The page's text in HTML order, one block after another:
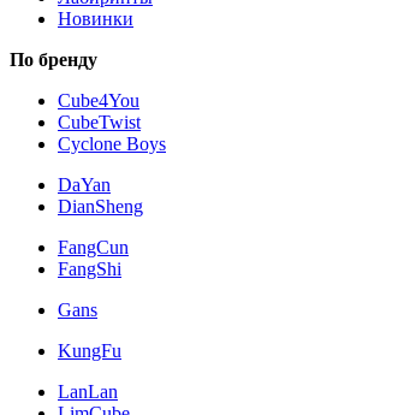
Новинки
По бренду
Cube4You
CubeTwist
Cyclone Boys
DaYan
DianSheng
FangCun
FangShi
Gans
KungFu
LanLan